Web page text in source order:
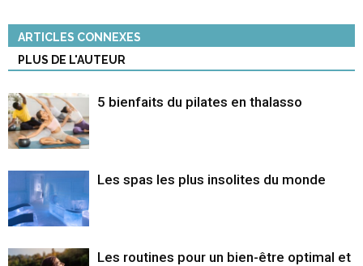
ARTICLES CONNEXES
PLUS DE L'AUTEUR
5 bienfaits du pilates en thalasso
Les spas les plus insolites du monde
Les routines pour un bien-être optimal et